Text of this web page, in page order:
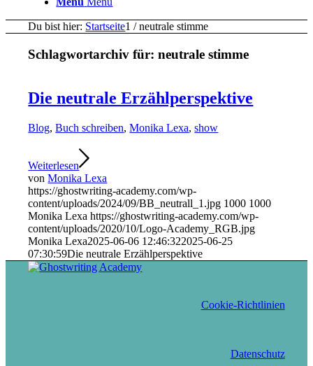
Du bist hier: Startseite1 / neutrale stimme
Schlagwortarchiv für:neutrale stimme
Die neutrale Erzählperspektive
Blog,Buch schreiben,Monika Lexa,show
Weiterlesen
vonMonika Lexa
https://ghostwriting-academy.com/wp-
content/uploads/2024/09/BB_neutrall_1.jpg 1000 1000
Monika Lexa https://ghostwriting-academy.com/wp-
content/uploads/2020/10/Logo-Academy_RGB.jpg
Monika Lexa2025-06-06 12:46:322025-06-25
07:30:59Die neutrale Erzählperspektive
Cookie-Richtlinien
Datenschutz